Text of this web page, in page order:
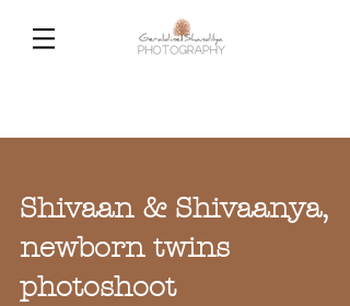
Shivaan & Shivaanya,
newborn twins
photoshoot